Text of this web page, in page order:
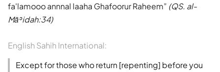
fa'lamooo annnal laaha Ghafoorur Raheem (QS. al-
Māʾidah:34)
English Sahih International:
Except for those who return [repenting] before you